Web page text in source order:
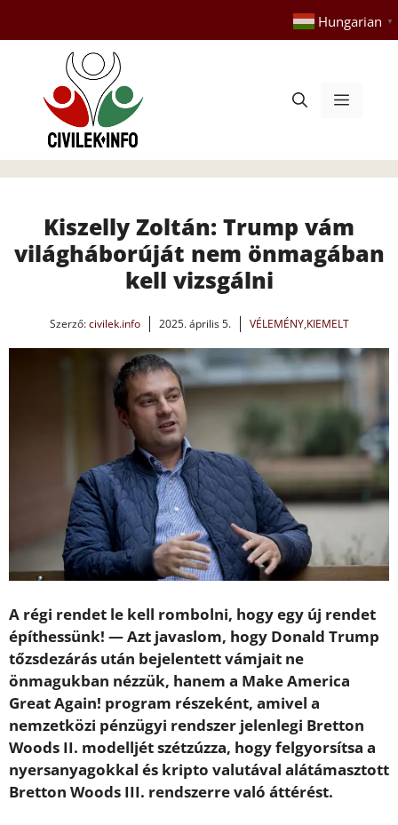
tartalomba
Hungarian ▼
Menü
Kiszelly Zoltán: Trump vám
világháborúját nem önmagában
kell vizsgálni
Szerző:civilek.info 2025. április 5. VÉLEMÉNY,KIEMELT
A régi rendet le kell rombolni, hogy egy új rendet
építhessünk! — Azt javaslom, hogy Donald Trump
tőzsdezárás után bejelentett vámjait ne
önmagukban nézzük, hanem a Make America
Great Again! program részeként, amivel a
nemzetközi pénzügyi rendszer jelenlegi Bretton
Woods II. modelljét szétzúzza, hogy felgyorsítsa a
nyersanyagokkal és kripto valutával alátámasztott
Bretton Woods III. rendszerre való áttérést.